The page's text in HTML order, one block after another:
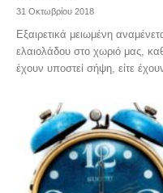
31 Οκτωβρίου 2018
Εξαιρετικά μειωμένη
ελαιολάδου στο χωριό μας,
έχουν υποστεί σήψη, είτε